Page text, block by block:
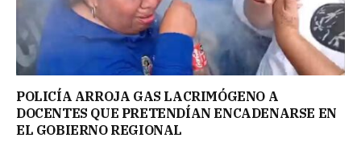
POLICÍA ARROJA GAS LACRIMÓGENO A
DOCENTES QUE PRETENDÍAN ENCADENARSE EN
EL GOBIERNO REGIONAL